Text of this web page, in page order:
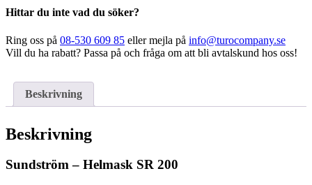
Hittar du inte vad du söker?
Ring oss på 08-530 609 85 eller mejla på info@turocompany.se
Vill du ha rabatt? Passa på och fråga om att bli avtalskund hos oss!
Beskrivning
Beskrivning
Sundström – Helmask SR 200